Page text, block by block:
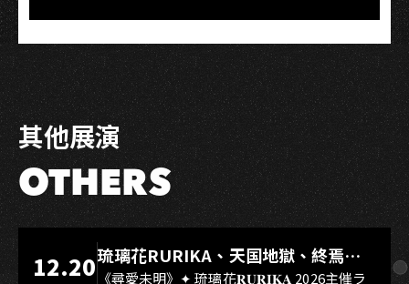
其他展演
OTHERS
LIVE WAREHOUSE 小庫
12.20琉璃花RURIKA、天国地獄、終焉
《尋愛未明》✦ 琉璃花𝐑𝐔𝐑𝐈𝐊𝐀 2026主催ラ